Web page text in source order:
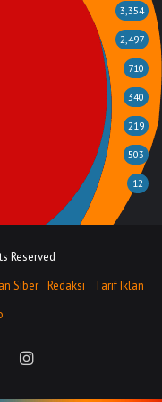
3,354
2,497
710
340
219
503
12
Reserved
Siber Redaksi
Tarif Iklan
YouTubeInstagram